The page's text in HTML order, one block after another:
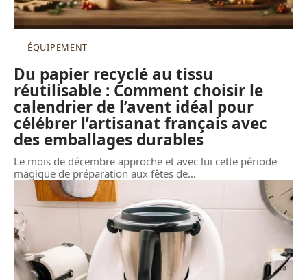
ÉQUIPEMENT
Du papier recyclé au tissu
réutilisable : Comment choisir le
calendrier de l’avent idéal pour
célébrer l’artisanat français avec
des emballages durables
Le mois de décembre approche et avec lui cette période
magique de préparation aux fêtes de…